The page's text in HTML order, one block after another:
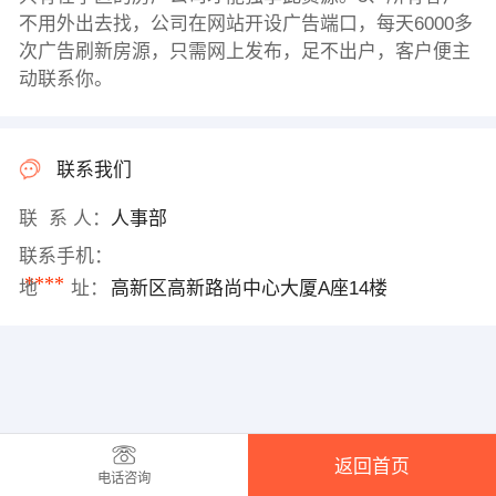
不用外出去找，公司在网站开设广告端口，每天6000多
次广告刷新房源，只需网上发布，足不出户，客户便主
动联系你。
联系我们
联 系 人： 人事部
联系手机：
****
地 址： 高新区高新路尚中心大厦A座14楼
电话咨询
返回首页